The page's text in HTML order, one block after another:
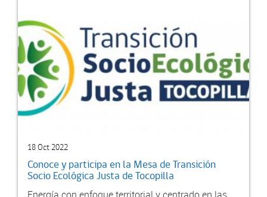
18 Oct 2022
Conoce y participa en la Mesa de Transición
Socio Ecológica Justa de Tocopilla